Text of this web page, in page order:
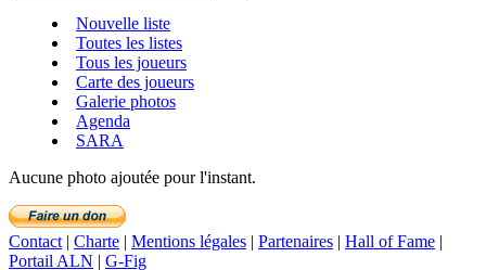
Nouvelle liste
Toutes les listes
Tous les joueurs
Carte des joueurs
Galerie photos
Agenda
SARA
Aucune photo ajoutée pour l'instant.
Contact | Charte | Mentions légales | Partenaires | Hall of Fame |
Portail ALN | G-Fig